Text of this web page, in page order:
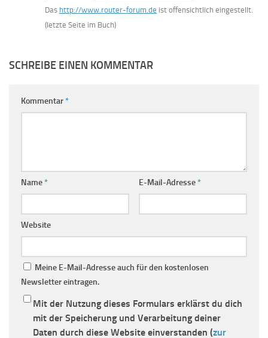
Das http://www.router-forum.de ist offensichtlich eingestellt.
(letzte Seite im Buch)
SCHREIBE EINEN KOMMENTAR
Kommentar*
Name* E-Mail-Adresse*
Website
Meine E-Mail-Adresse auch für den kostenlosen
Newsletter eintragen.
Mit der Nutzung dieses Formulars erklärst du dich
mit der Speicherung und Verarbeitung deiner
Daten durch diese Website einverstanden (zur